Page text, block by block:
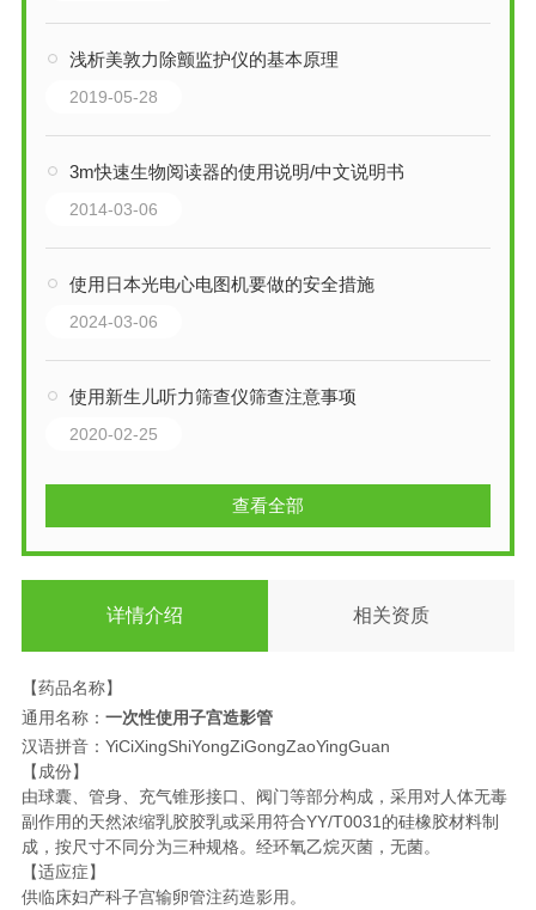
浅析美敦力除颤监护仪的基本原理
2019-05-28
3m快速生物阅读器的使用说明/中文说明书
2014-03-06
使用日本光电心电图机要做的安全措施
2024-03-06
使用新生儿听力筛查仪筛查注意事项
2020-02-25
查看全部
详情介绍 相关资质
【药品名称】
通用名称： 一次性使用子宫造影管
汉语拼音：YiCiXingShiYongZiGongZaoYingGuan
【成份】
由球囊、管身、充气锥形接口、阀门等部分构成，采用对人体无毒
副作用的天然浓缩乳胶胶乳或采用符合YY/T0031的硅橡胶材料制
成，按尺寸不同分为三种规格。经环氧乙烷灭菌，无菌。
【适应症】
供临床妇产科子宫输卵管注药造影用。